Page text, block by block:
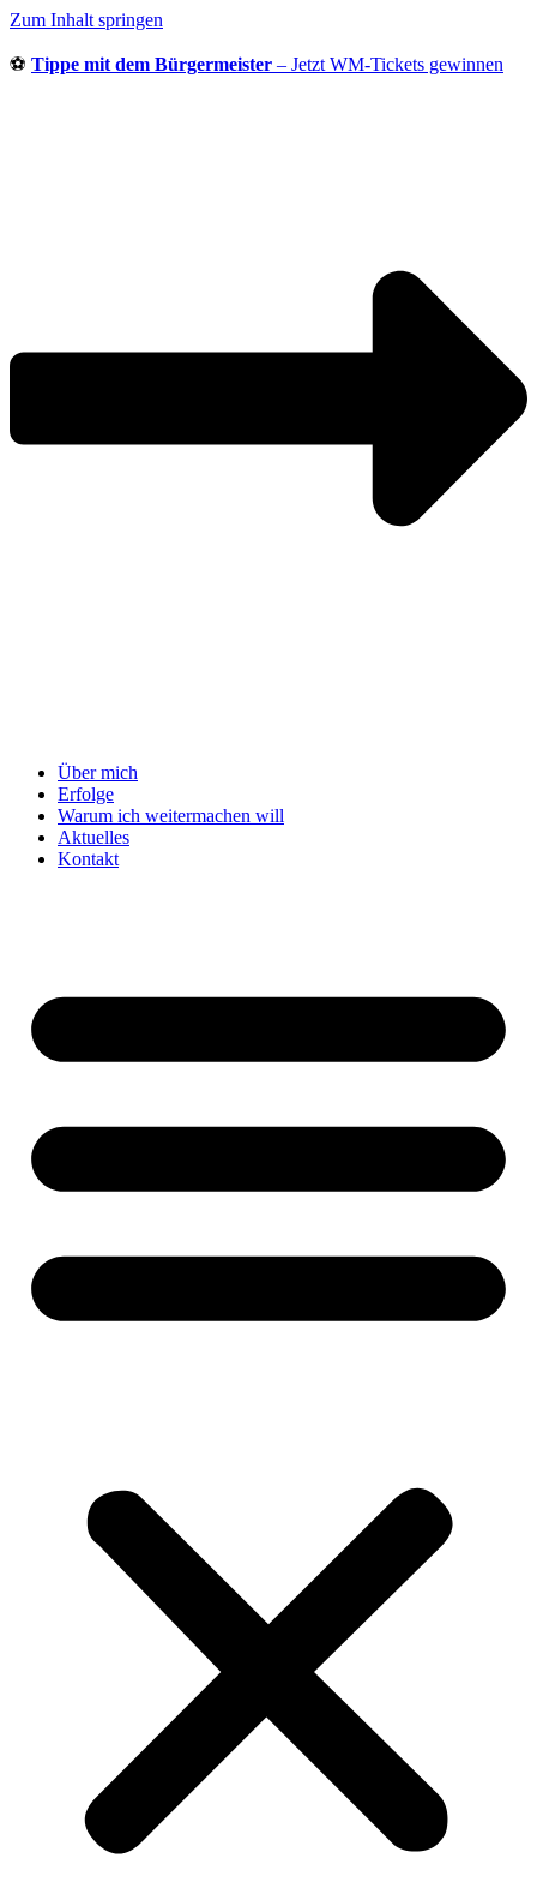
Zum Inhalt springen
⚽ Tippe mit dem Bürgermeister – Jetzt WM-Tickets gewinnen
Über mich
Erfolge
Warum ich weitermachen will
Aktuelles
Kontakt